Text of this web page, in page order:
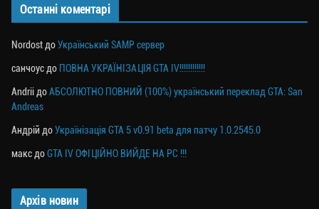
Останні коментарі
NordostдоУкраїнський SAMP сервер
санчоусдо ПОВНА УКРАЇНІЗАЦІЯ GTA IV!!!!!!!!!!!!
AndriiдоАБСОЛЮТНО ПОВНИЙ (100%) український переклад GTA: San
Andreas
Андрій доУкраїнізація GTA 5 v0.91 beta для патчу 1.0.2545.0
максдоGTA IV ОФІЦІЙНО ВИЙДЕ НА PC !!!
Архів новин